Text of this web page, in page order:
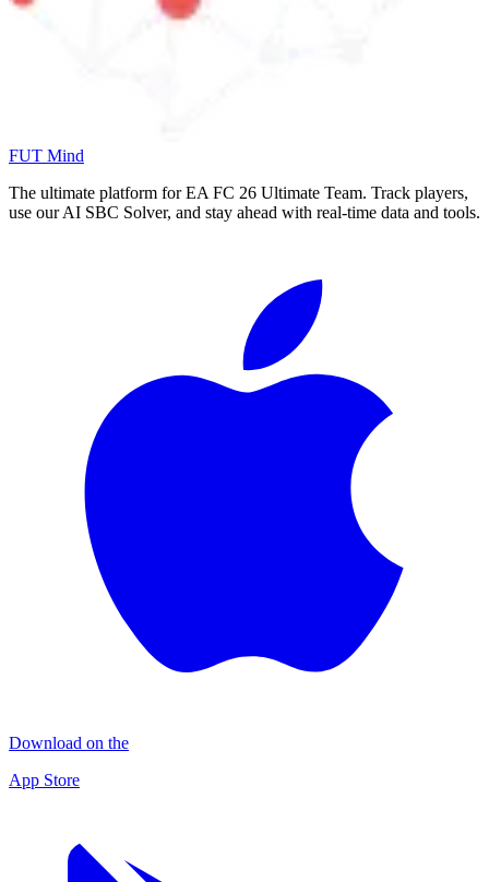
FUT Mind
The ultimate platform for EA FC 26 Ultimate Team. Track players,
use our AI SBC Solver, and stay ahead with real-time data and tools.
Download on the
App Store